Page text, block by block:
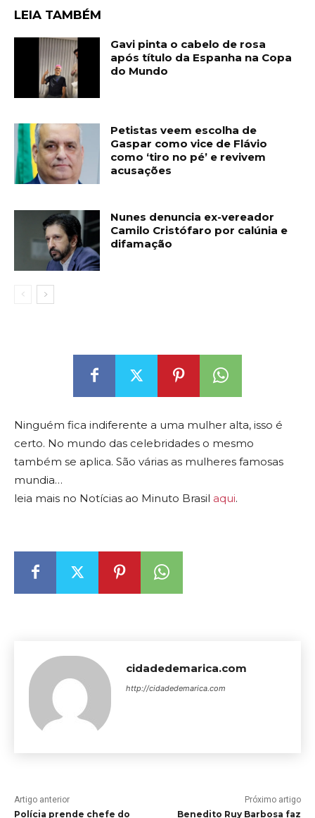
LEIA TAMBÉM
Gavi pinta o cabelo de rosa
após título da Espanha na Copa
do Mundo
Petistas veem escolha de
Gaspar como vice de Flávio
como ‘tiro no pé’ e revivem
acusações
Nunes denuncia ex-vereador
Camilo Cristófaro por calúnia e
difamação
Ninguém fica indiferente a uma mulher alta, isso é
certo. No mundo das celebridades o mesmo
também se aplica. São várias as mulheres famosas
mundia…
leia mais no Notícias ao Minuto Brasil aqui.
cidadedemarica.com
http://cidadedemarica.com
Artigo anterior
Polícia prende chefe do
Próximo artigo
Benedito Ruy Barbosa faz